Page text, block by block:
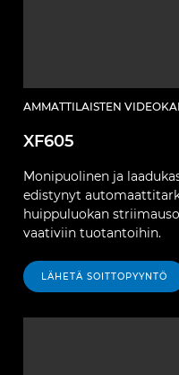
AMMATTILAISTEN
XF605
Monipuolinen ja
edistynyt
huippuluokan
vaativiin tuotantoihin.
LÄHETÄ SOITTOPYYNTÖ